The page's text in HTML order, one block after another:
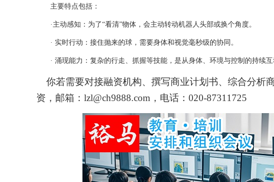
主要特点包括：
·主动感知：为了“看清”物体，会主动转动机器人头部或换个角度。
· 实时行动：接住抛来的球，需要身体和视觉毫秒级的协同。
· 涌现能力：复杂的行走、抓握等技能，是从身体、环境与控制的持续互
你若需要对接融资机构、撰写商业计划书、综合分析
资，邮箱： lzl@ch9888.com ，电话： 020-87311725